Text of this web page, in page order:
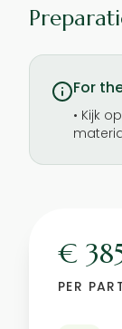
For
• Kijk
€
PER